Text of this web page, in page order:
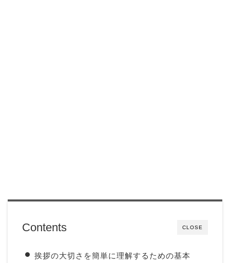
CLOSE
Contents
挨拶の大切さを簡単に理解するための基本